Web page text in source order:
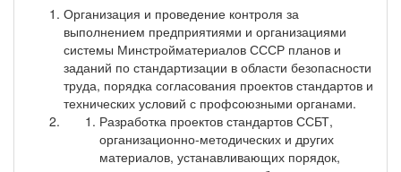
Организация и проведение контроля за
выполнением предприятиями и организациями
системы Минстройматериалов СССР планов и
заданий по стандартизации в области безопасности
труда, порядка согласования проектов стандартов и
технических условий с профсоюзными органами.
Разработка проектов стандартов ССБТ,
организационно-методических и других
материалов, устанавливающих порядок,